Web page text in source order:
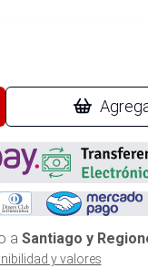
a Santiago y
y valores